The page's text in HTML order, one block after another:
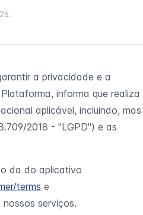
.
a privacidade e a
informa que realiza
aplicável, incluindo, mas
2018 - "LGPD") e as
da do aplicativo
terms e
serviços.